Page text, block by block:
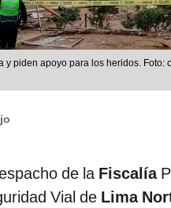
y piden apoyo para los heridos. Foto:
de laFiscalía
Vial de Lima